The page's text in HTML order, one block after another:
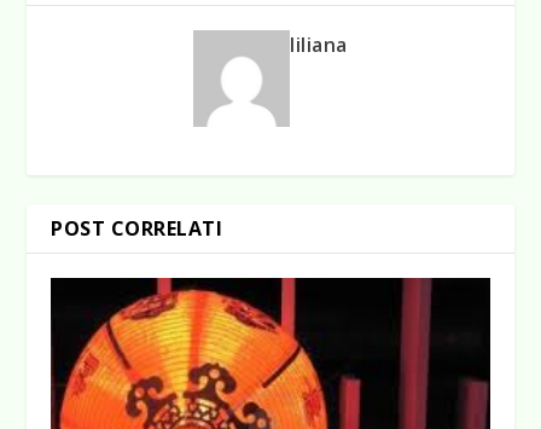
liliana
POST CORRELATI